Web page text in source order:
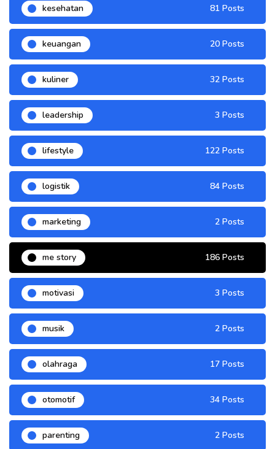
kesehatan 81 Posts
keuangan 20 Posts
kuliner 32 Posts
leadership 3 Posts
lifestyle 122 Posts
logistik 84 Posts
marketing 2 Posts
me story 186 Posts
motivasi 3 Posts
musik 2 Posts
olahraga 17 Posts
otomotif 34 Posts
parenting 2 Posts